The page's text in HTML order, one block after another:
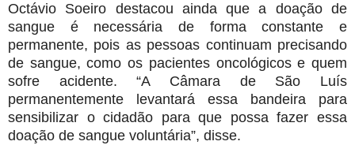
Octávio Soeiro destacou ainda que a doação de
sangue é necessária de forma constante e
permanente, pois as pessoas continuam precisando
de sangue, como os pacientes oncológicos e quem
sofre acidente. “A Câmara de São Luís
permanentemente levantará essa bandeira para
sensibilizar o cidadão para que possa fazer essa
doação de sangue voluntária”, disse.